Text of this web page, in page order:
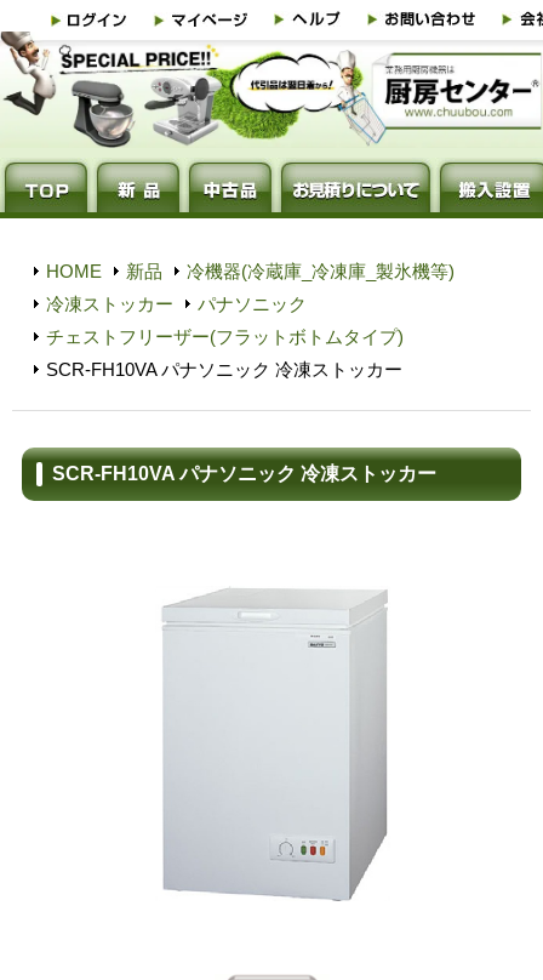
HOME 新品
冷機器(冷蔵庫_冷凍庫_製氷機等)
冷凍ストッカー
パナソニック
チェストフリーザー(フラットボトムタイプ)
SCR-FH10VA パナソニック 冷凍ストッカー
SCR-FH10VA パナソニック 冷凍ストッカー